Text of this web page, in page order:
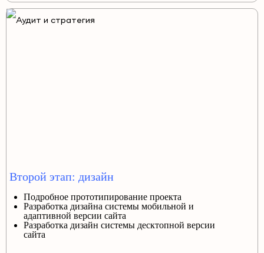
Второй этап: дизайн
Подробное прототипирование проекта
Разработка дизайна системы мобильной и
адаптивной версии сайта
Разработка дизайн системы десктопной версии
сайта